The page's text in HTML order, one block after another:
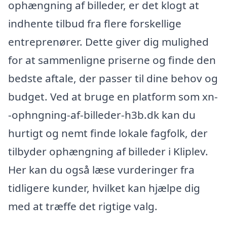
ophængning af billeder, er det klogt at
indhente tilbud fra flere forskellige
entreprenører. Dette giver dig mulighed
for at sammenligne priserne og finde den
bedste aftale, der passer til dine behov og
budget. Ved at bruge en platform som xn-
-ophngning-af-billeder-h3b.dk kan du
hurtigt og nemt finde lokale fagfolk, der
tilbyder ophængning af billeder i Kliplev.
Her kan du også læse vurderinger fra
tidligere kunder, hvilket kan hjælpe dig
med at træffe det rigtige valg.